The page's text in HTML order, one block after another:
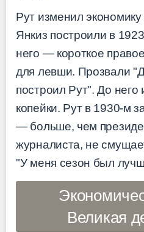
Рут изменил
Янкиз построили в
него — короткое
для левши. Прозвали
построил Рут". До него
копейки. Рут в 1930-м
— больше, чем
журналиста, не
"У меня сезон был
Великая